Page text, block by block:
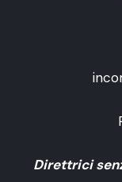
Direttrici